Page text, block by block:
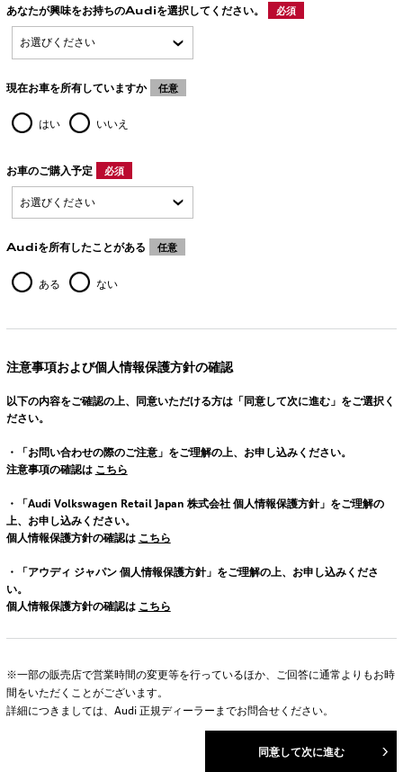
あなたが興味をお持ちのAudiを選択してください。 必須
現在お車を所有していますか 任意
はい いいえ
お車のご購入予定 必須
Audiを所有したことがある 任意
ある ない
注意事項および個人情報保護方針の確認
以下の内容をご確認の上、同意いただける方は「同意して次に進む」をご選択く
ださい。
・「お問い合わせの際のご注意」をご理解の上、お申し込みください。
注意事項の確認は こちら
・「Audi Volkswagen Retail Japan 株式会社 個人情報保護方針」をご理解の
上、お申し込みください。
個人情報保護方針の確認は こちら
・「アウディ ジャパン 個人情報保護方針」をご理解の上、お申し込みくださ
い。
個人情報保護方針の確認は こちら
※一部の販売店で営業時間の変更等を行っているほか、ご回答に通常よりもお時
間をいただくことがございます。
詳細につきましては、Audi 正規ディーラーまでお問合せください。
同意して次に進む